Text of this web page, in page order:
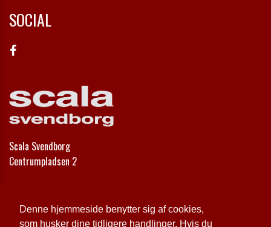
Denne hjemmeside benytter sig af cookies,
som husker dine tidligere handlinger. Hvis du
SOCIAL
Scala Svendborg
Centrumpladsen 2
Email: info@scala-svendborg.dk